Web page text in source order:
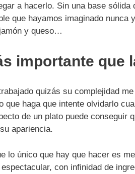
a hacerlo. Sin una base sólida
que hayamos imaginado nunca
y queso…
importante que
quizás su complejidad
haga que intente olvidarlo
de un plato puede conseguir
apariencia.
lo único que hay que hacer es
con infinidad de